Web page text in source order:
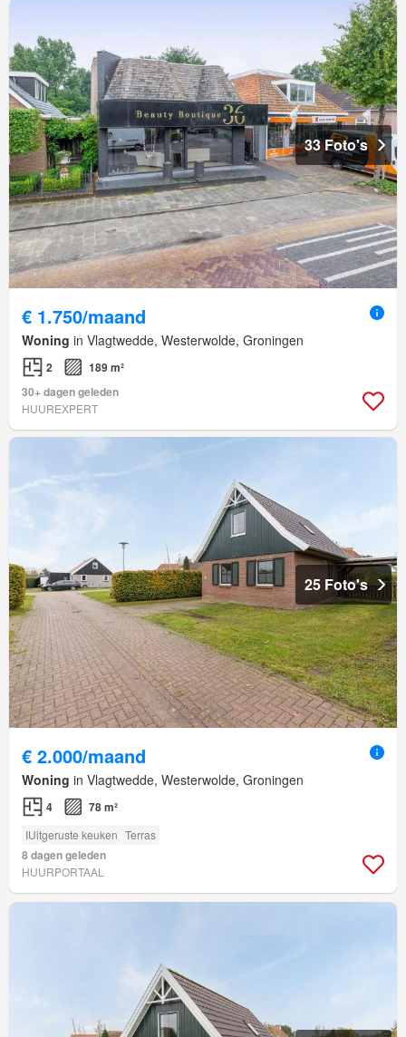
33 Foto's
€ 1.750/maand
Woning in Vlagtwedde, Westerwolde, Groningen
2
189 m²
30+ dagen geleden
HUUREXPERT
25 Foto's
€ 2.000/maand
Woning in Vlagtwedde, Westerwolde, Groningen
4 78 m²
IUitgeruste keuken Terras
8 dagen geleden
HUURPORTAAL